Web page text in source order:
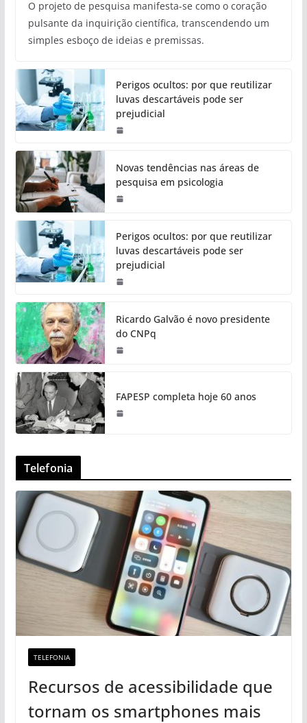
O projeto de pesquisa manifesta-se como o coração
pulsante da inquirição científica, transcendendo um
simples esboço de ideias e premissas.
Perigos ocultos: por que reutilizar
luvas descartáveis pode ser
prejudicial
Novas tendências nas áreas de
pesquisa em psicologia
Perigos ocultos: por que reutilizar
luvas descartáveis pode ser
prejudicial
Ricardo Galvão é novo presidente
do CNPq
FAPESP completa hoje 60 anos
Telefonia
TELEFONIA
Recursos de acessibilidade que
tornam os smartphones mais